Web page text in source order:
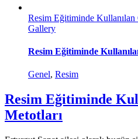
Resim Eğitiminde Kullanılan
Gallery
Resim Eğitiminde
Genel, Resim
Resim Eğitiminde
Metotları